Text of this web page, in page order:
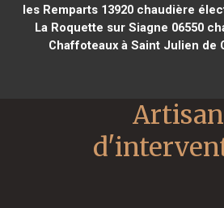
les Remparts 13920chaudière
La Roquette sur Siagne 06550
Chaffoteaux à Saint Julien de
Artisan